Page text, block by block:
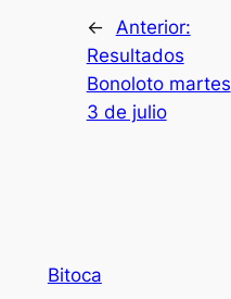
←
Anterior:
Resultados
Bonoloto martes
3 de julio
Bitoca